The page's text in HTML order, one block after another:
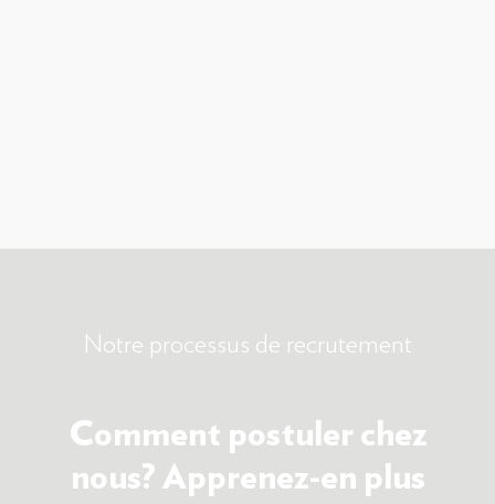
Notre processus de recrutement
Comment postuler chez
nous? Apprenez-en plus